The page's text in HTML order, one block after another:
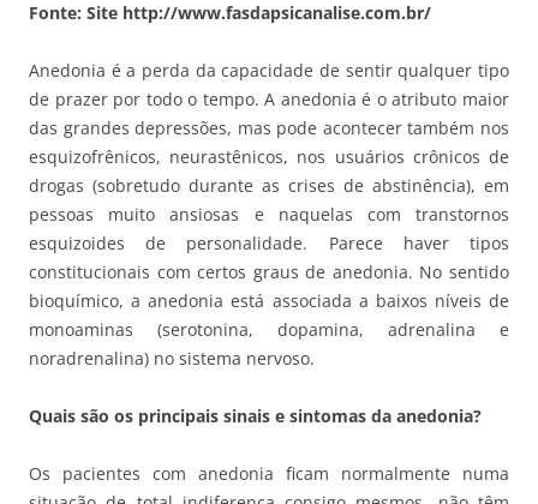
Fonte: Site http://www.fasdapsicanalise.com.br/
Anedonia é a perda da capacidade de sentir qualquer tipo
de prazer por todo o tempo. A anedonia é o atributo maior
das grandes depressões, mas pode acontecer também nos
esquizofrênicos, neurastênicos, nos usuários crônicos de
drogas (sobretudo durante as crises de abstinência), em
pessoas muito ansiosas e naquelas com transtornos
esquizoides de personalidade. Parece haver tipos
constitucionais com certos graus de anedonia. No sentido
bioquímico, a anedonia está associada a baixos níveis de
monoaminas (serotonina, dopamina, adrenalina e
noradrenalina) no sistema nervoso.
Quais são os principais sinais e sintomas da anedonia?
Os pacientes com anedonia ficam normalmente numa